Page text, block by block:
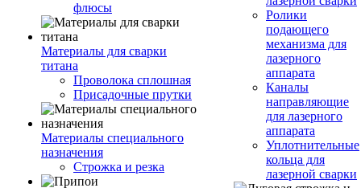
флюсы
Материалы для сварки
титана
Проволока сплошная
Присадочные прутки
Материалы специального
назначения
Строжка и резка
Ролики
подающего
механизма для
лазерного
аппарата
Каналы
направляющие
для лазерного
аппарата
Уплотнительные
кольца для
лазерной сварки